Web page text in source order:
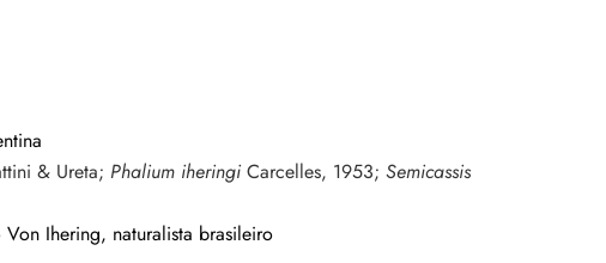
& Ureta; Phalium iheringiCarcelles, 1953; Semicassis
Ihering, naturalista brasileiro